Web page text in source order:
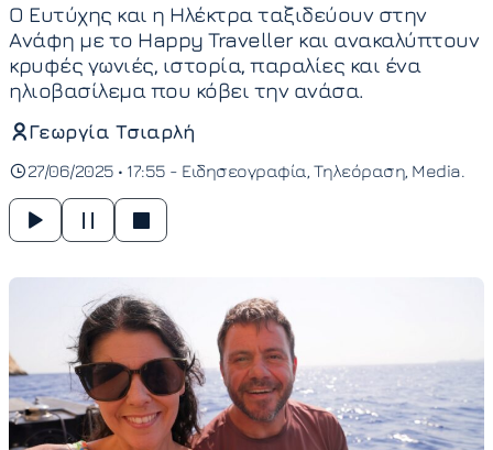
Ο Ευτύχης και η Ηλέκτρα ταξιδεύουν στην
Ανάφη με το Happy Traveller και ανακαλύπτουν
κρυφές γωνιές, ιστορία, παραλίες και ένα
ηλιοβασίλεμα που κόβει την ανάσα.
Γεωργία Τσιαρλή
27/06/2025 • 17:55 - Ειδησεογραφία Τηλεόραση Media